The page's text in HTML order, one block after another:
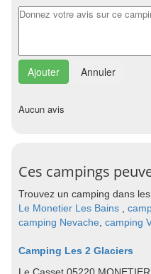
Annuler
Aucun avis
Ces campings
Trouvez un camping dans
Le Monetier Les Bains
camping Nevache camping
Camping Les 2 Glaciers